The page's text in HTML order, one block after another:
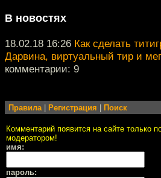
В новостях
18.02.18 16:26 Как сделать
Дарвина, виртуальный тир и
комментарии: 9
Правила| Регистрация Поиск
Комментарий появится на сайте только
модератором!
имя:
пароль: